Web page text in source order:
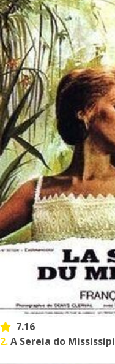
7.16
2.A Sereia do Mississipi